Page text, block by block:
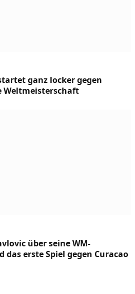
ganz locker gegen
Weltmeisterschaft
über seine WM-
das erste Spiel gegen Curacao